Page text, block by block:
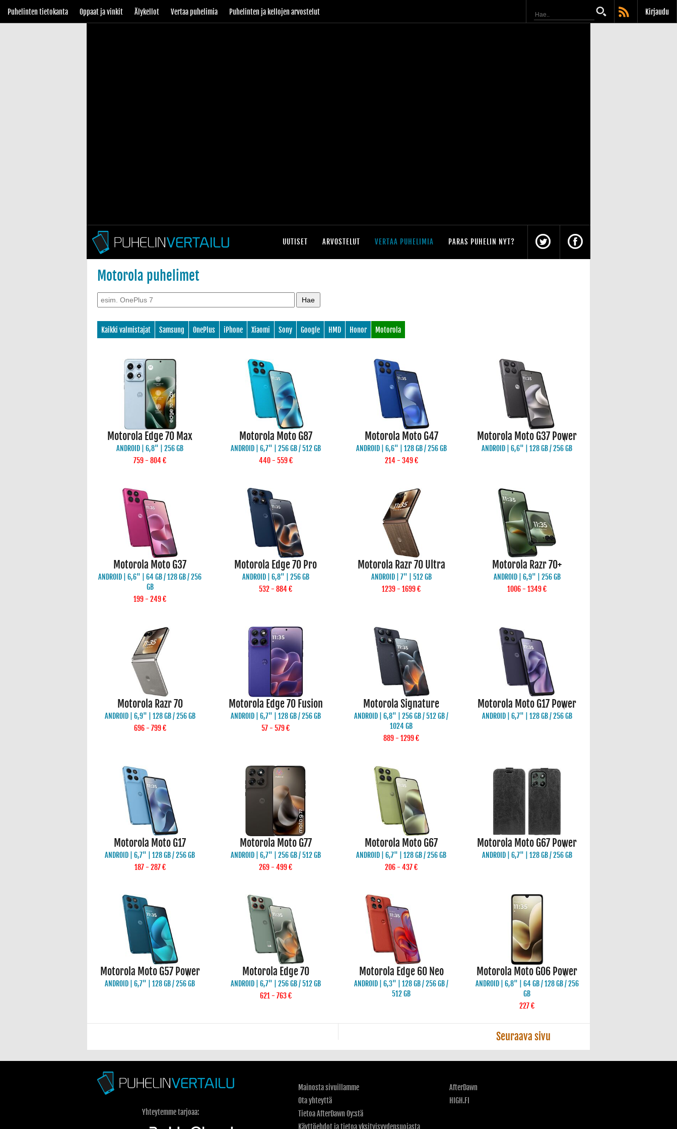
Puhelinten tietokanta Oppaat ja vinkit Älykellot Vertaa puhelimia Puhelinten ja kellojen arvostelut Kirjaudu
UUTISET ARVOSTELUT VERTAA PUHELIMIA PARAS PUHELIN NYT?
Motorola puhelimet
Kaikki valmistajat Samsung OnePlus iPhone Xiaomi Sony Google HMD Honor Motorola
Motorola Edge 70 Max
ANDROID | 6,8" | 256 GB
759 - 804 €
Motorola Moto G87
ANDROID | 6,7" | 256 GB / 512 GB
440 - 559 €
Motorola Moto G47
ANDROID | 6,6" | 128 GB / 256 GB
214 - 349 €
Motorola Moto G37 Power
ANDROID | 6,6" | 128 GB / 256 GB
Motorola Moto G37
ANDROID | 6,6" | 64 GB / 128 GB / 256
GB
199 - 249 €
Motorola Edge 70 Pro
ANDROID | 6,8" | 256 GB
532 - 884 €
Motorola Razr 70 Ultra
ANDROID | 7" | 512 GB
1239 - 1699 €
Motorola Razr 70+
ANDROID | 6,9" | 256 GB
1006 - 1349 €
Motorola Razr 70
ANDROID | 6,9" | 128 GB / 256 GB
696 - 799 €
Motorola Edge 70 Fusion
ANDROID | 6,7" | 128 GB / 256 GB
57 - 579 €
Motorola Signature
ANDROID | 6,8" | 256 GB / 512 GB /
1024 GB
889 - 1299 €
Motorola Moto G17 Power
ANDROID | 6,7" | 128 GB / 256 GB
Motorola Moto G17
ANDROID | 6,7" | 128 GB / 256 GB
187 - 287 €
Motorola Moto G77
ANDROID | 6,7" | 256 GB / 512 GB
269 - 499 €
Motorola Moto G67
ANDROID | 6,7" | 128 GB / 256 GB
206 - 437 €
Motorola Moto G67 Power
ANDROID | 6,7" | 128 GB / 256 GB
Motorola Moto G57 Power
ANDROID | 6,7" | 128 GB / 256 GB
Motorola Edge 70
ANDROID | 6,7" | 256 GB / 512 GB
621 - 763 €
Motorola Edge 60 Neo
ANDROID | 6,3" | 128 GB / 256 GB /
512 GB
Motorola Moto G06 Power
ANDROID | 6,8" | 64 GB / 128 GB / 256
GB
227 €
Seuraava sivu
Yhteytemme tarjoaa:
Mainosta sivuillamme
Ota yhteyttä
Tietoa AfterDawn Oy:stä
Käyttöehdot ja tietoa yksityisyydensuojasta
AfterDawn
HIGH.FI